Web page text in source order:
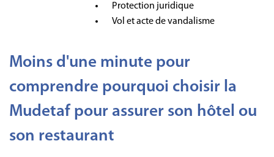
Protection juridique
Vol et acte de vandalisme
Moins d'une minute pour
comprendre pourquoi choisir la
Mudetaf pour assurer son hôtel ou
son restaurant